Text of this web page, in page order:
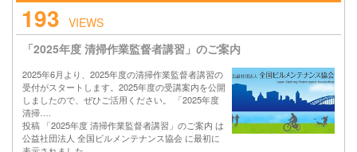
193 VIEWS
「2025年度 清掃作業監督者講習」のご案内
2025年6月より、2025年度の清掃作業監督者講習の
受付がスタートします。2025年度の受講案内を公開
しましたので、ぜひご活用ください。 「2025年度
清掃….
投稿 「2025年度 清掃作業監督者講習」のご案内 は
公益社団法人 全国ビルメンテナンス協会 に最初に